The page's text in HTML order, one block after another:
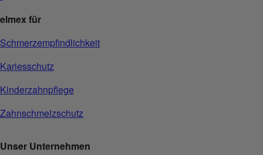
elmex für
Schmerzempfindlichkeit
Kariesschutz
Kinderzahnpflege
Zahnschmelzschutz
Unser Unternehmen